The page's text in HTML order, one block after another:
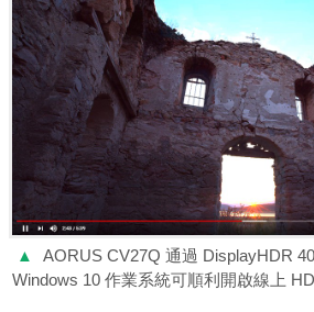
▲
AORUS CV27Q 通過 DisplayHDR
Windows 10 作業系統可順利開啟線上